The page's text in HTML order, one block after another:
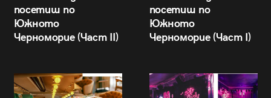
посетиш по
Южното
Черноморие (Част II)
посетиш по
Южното
Черноморие (Част I)